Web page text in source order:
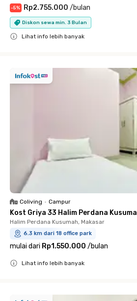
-5% Rp2.755.000 /bulan
Diskon sewa min. 3 Bulan
Lihat info lebih banyak
Coliving • Campur
Kost Griya 33 Halim Perdana Kusuma
Halim Perdana Kusumah, Makasar
6.3 km dari 18 office park
mulai dari Rp1.550.000 /bulan
Lihat info lebih banyak